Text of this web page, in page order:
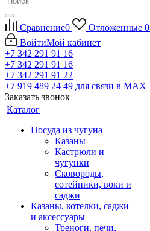
Сравнение0 Отложенные 0
ВойтиМой кабинет
+7 342 291 91 16
+7 342 291 91 16
+7 342 291 91 22
+7 919 489 24 49 для связи в МАХ
Заказать звонок
Каталог
Посуда из чугуна
Казаны
Кастрюли и
чугунки
Сковороды,
сотейники, воки и
саджи
Казаны, котелки, саджи
и аксессуары
Треноги, печи,